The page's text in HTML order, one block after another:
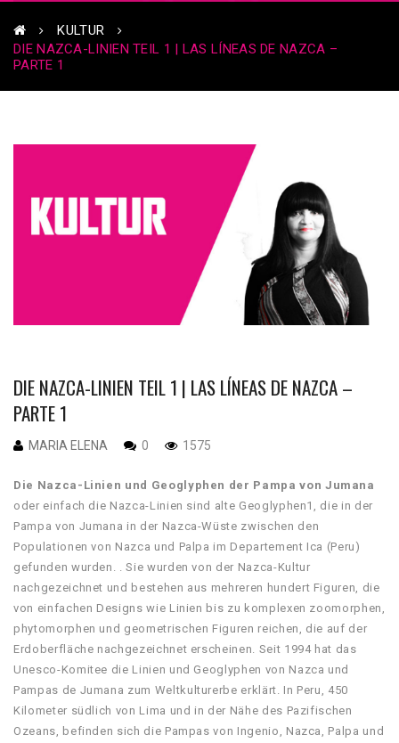
KULTUR
DIE NAZCA-LINIEN TEIL 1 | LAS LÍNEAS DE NAZCA –
PARTE 1
DIE NAZCA-LINIEN TEIL 1 | LAS LÍNEAS DE NAZCA –
PARTE 1
MARIA ELENA 0 1575
Die Nazca-Linien und Geoglyphen der Pampa von Jumana
oder einfach die Nazca-Linien sind alte Geoglyphen1, die in der
Pampa von Jumana in der Nazca-Wüste zwischen den
Populationen von Nazca und Palpa im Departement Ica (Peru)
gefunden wurden. . Sie wurden von der Nazca-Kultur
nachgezeichnet und bestehen aus mehreren hundert Figuren, die
von einfachen Designs wie Linien bis zu komplexen zoomorphen,
phytomorphen und geometrischen Figuren reichen, die auf der
Erdoberfläche nachgezeichnet erscheinen. Seit 1994 hat das
Unesco-Komitee die Linien und Geoglyphen von Nazca und
Pampas de Jumana zum Weltkulturerbe erklärt. In Peru, 450
Kilometer südlich von Lima und in der Nähe des Pazifischen
Ozeans, befinden sich die Pampas von Ingenio, Nazca, Palpa und